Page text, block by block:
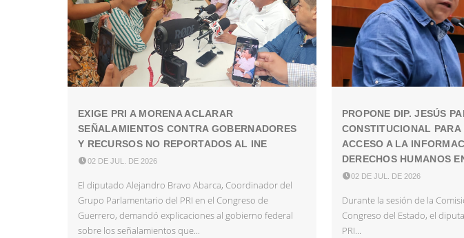
EXIGE PRI A MORENA ACLARAR
SEÑALAMIENTOS CONTRA GOBERNADORES
Y RECURSOS NO REPORTADOS AL INE
02 DE JUL. DE 2026
El diputado Alejandro Bravo Abarca, Coordinador del
Grupo Parlamentario del PRI en el Congreso de
Guerrero, demandó explicaciones al gobierno federal
sobre los señalamientos que...
PROPONE DIP. JESÚS
CONSTITUCIONAL PARA
ACCESO A LA
DERECHOS HUMANOS
02 DE JUL. DE 2026
Durante la sesión de la
Congreso del Estado, el
PRI...